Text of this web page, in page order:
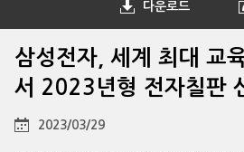
다운로드
삼성전자, 세계 최대 교
서 2023년형 전자칠판
2023/03/29